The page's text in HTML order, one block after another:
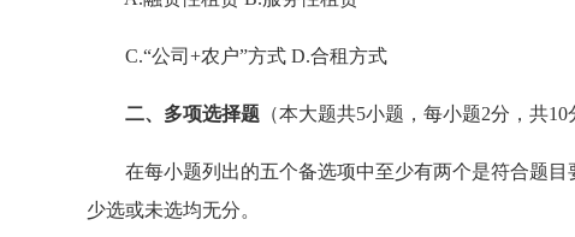
C.“公司+农户”方式 D.合租方式
二、多项选择题 （本大题共5小题，每小题2分，共10
在每小题列出的五个备选项中至少有两个是符合题目
少选或未选均无分。